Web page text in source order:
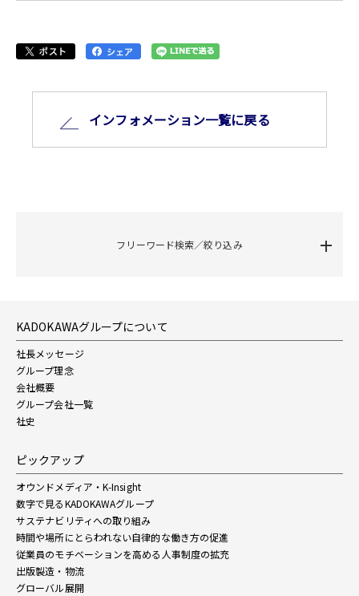
インフォメーション⼀覧に戻る
フリーワード検索／絞り込み
KADOKAWAグループについて
社長メッセージ
グループ理念
会社概要
グループ会社一覧
社史
ピックアップ
オウンドメディア・K-Insight
数字で見るKADOKAWAグループ
サステナビリティへの取り組み
時間や場所にとらわれない自律的な働き方の促進
従業員のモチベーションを高める人事制度の拡充
出版製造・物流
グローバル展開